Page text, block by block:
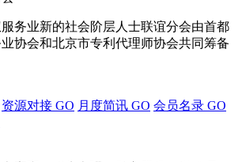
务业新的社会阶层人士联谊分会由首都
协会和北京市专利代理师协会共同筹备
资源对接 GO 月度简讯 GO 会员名录 GO